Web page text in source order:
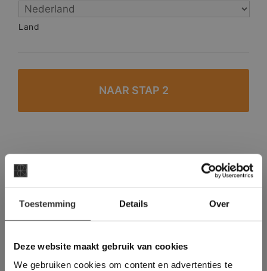
Toestemming Details Over
Deze website maakt gebruik van cookies
We gebruiken cookies om content en advertenties te
Land
#1 in de categorie vloeren op Trustpilot
Binnen 24 uur een passende offerte
Meer dan 500 m2 showroom
Deze website maakt
gebruik van cookies.
This Cookie Banner was deleted and is no
longer working. Please contact the website
administrator.